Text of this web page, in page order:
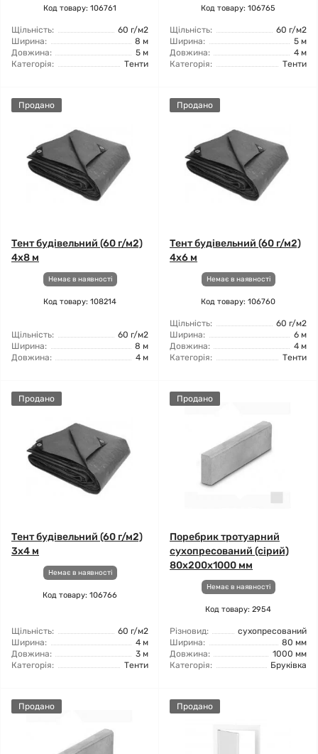
Код товару: 106761
Щільність:
60 г/м2
Ширина:
8 м
Довжина:
5 м
Категорія:
Тенти
Код товару: 106765
Щільність:
60 г/м2
Ширина:
5 м
Довжина:
4 м
Категорія:
Тенти
Продано
Тент будівельний (60 г/м2)
4x8 м
Немає в наявності
Код товару: 108214
Щільність:
60 г/м2
Ширина:
8 м
Довжина:
4 м
Продано
Тент будівельний (60 г/м2)
4x6 м
Немає в наявності
Код товару: 106760
Щільність:
60 г/м2
Ширина:
6 м
Довжина:
4 м
Категорія:
Тенти
Продано
Тент будівельний (60 г/м2)
3х4 м
Немає в наявності
Код товару: 106766
Щільність:
60 г/м2
Ширина:
4 м
Довжина:
3 м
Категорія:
Тенти
Продано
Поребрик тротуарний
сухопресований (сірий)
80x200x1000 мм
Немає в наявності
Код товару: 2954
Різновид:
сухопресований
Ширина:
80 мм
Довжина:
1000 мм
Категорія:
Бруківка
Продано Продано